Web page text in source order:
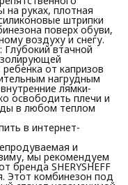
на руках, плотная
штрипки
поверх обуви,
воздуху и снегу.
втачной
от капризов
нагрудным
лямки-
освободить плечи и
в любом теплом
в интернет-
и
мы рекомендуем
бренда SHERYSHEFF
Этот комбинезон под